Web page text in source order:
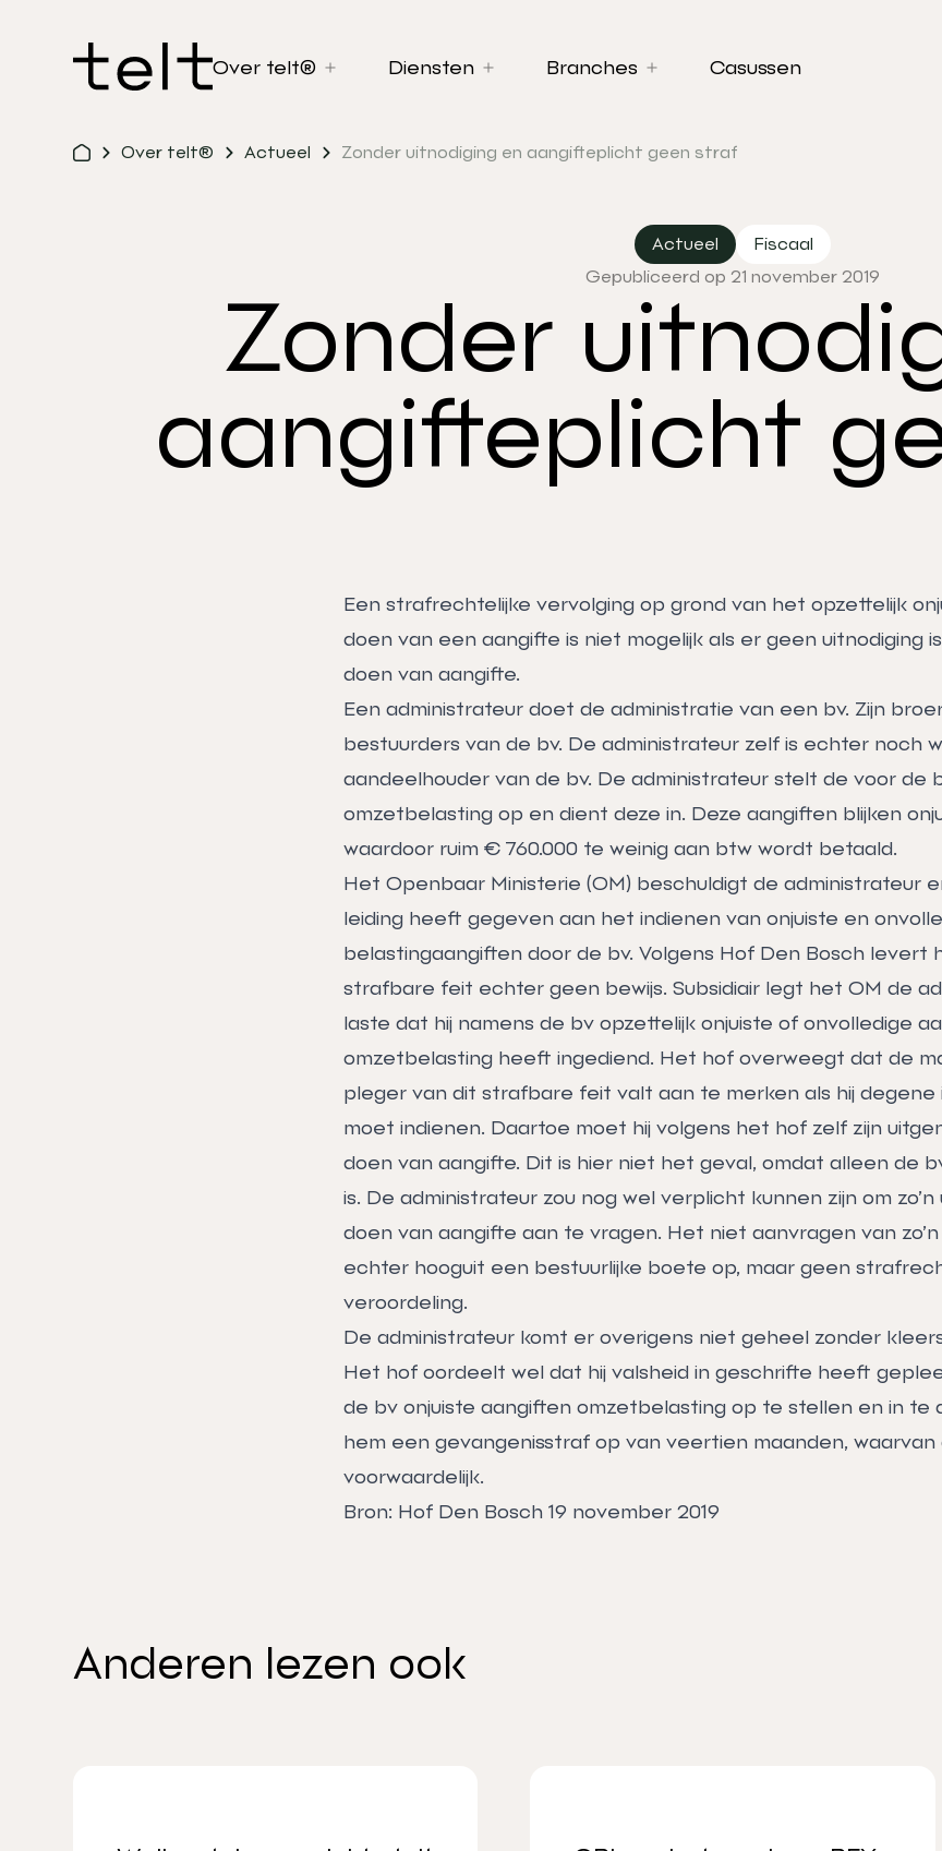
Over telt® Diensten Branches Casussen
Over telt® Actueel Zonder uitnodiging en aangifteplicht geen straf
Actueel
Fiscaal
Gepubliceerd op 21 november 2019
Zonder
aangifteplicht
Een strafrechtelijke vervolging op grond van het opzettelijk
doen van een aangifte is niet mogelijk als er geen uitnodiging
doen van aangifte.
Een administrateur doet de administratie van een bv. Zijn
bestuurders van de bv. De administrateur zelf is echter noch
aandeelhouder van de bv. De administrateur stelt de voor de
omzetbelasting op en dient deze in. Deze aangiften blijken
waardoor ruim € 760.000 te weinig aan btw wordt betaald.
Het Openbaar Ministerie (OM) beschuldigt de administrateur
leiding heeft gegeven aan het indienen van onjuiste en
belastingaangiften door de bv. Volgens Hof Den Bosch levert
strafbare feit echter geen bewijs. Subsidiair legt het OM de
laste dat hij namens de bv opzettelijk onjuiste of onvolledige
omzetbelasting heeft ingediend. Het hof overweegt dat de
pleger van dit strafbare feit valt aan te merken als hij degene
moet indienen. Daartoe moet hij volgens het hof zelf zijn
doen van aangifte. Dit is hier niet het geval, omdat alleen de
is. De administrateur zou nog wel verplicht kunnen zijn om
doen van aangifte aan te vragen. Het niet aanvragen van
echter hooguit een bestuurlijke boete op, maar geen
veroordeling.
De administrateur komt er overigens niet geheel zonder
Het hof oordeelt wel dat hij valsheid in geschrifte heeft
de bv onjuiste aangiften omzetbelasting op te stellen en in te
hem een gevangenisstraf op van veertien maanden,
voorwaardelijk.
Bron: Hof Den Bosch 19 november 2019
Anderen lezen ook